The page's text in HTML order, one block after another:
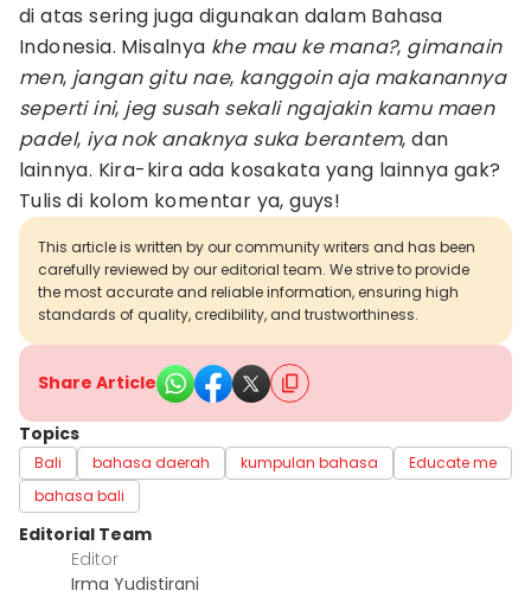
di atas sering juga digunakan dalam Bahasa
Indonesia. Misalnya khe mau ke mana?, gimanain
men, jangan gitu nae, kanggoin aja makanannya
seperti ini, jeg susah sekali ngajakin kamu maen
padel, iya nok anaknya suka berantem, dan
lainnya. Kira-kira ada kosakata yang lainnya gak?
Tulis di kolom komentar ya, guys!
This article is written by our community writers and has been
carefully reviewed by our editorial team. We strive to provide
the most accurate and reliable information, ensuring high
standards of quality, credibility, and trustworthiness.
Share Article
Topics
Bali bahasa daerah kumpulan bahasa
Educate me
bahasa bali
Editorial Team
Editor
Irma Yudistirani